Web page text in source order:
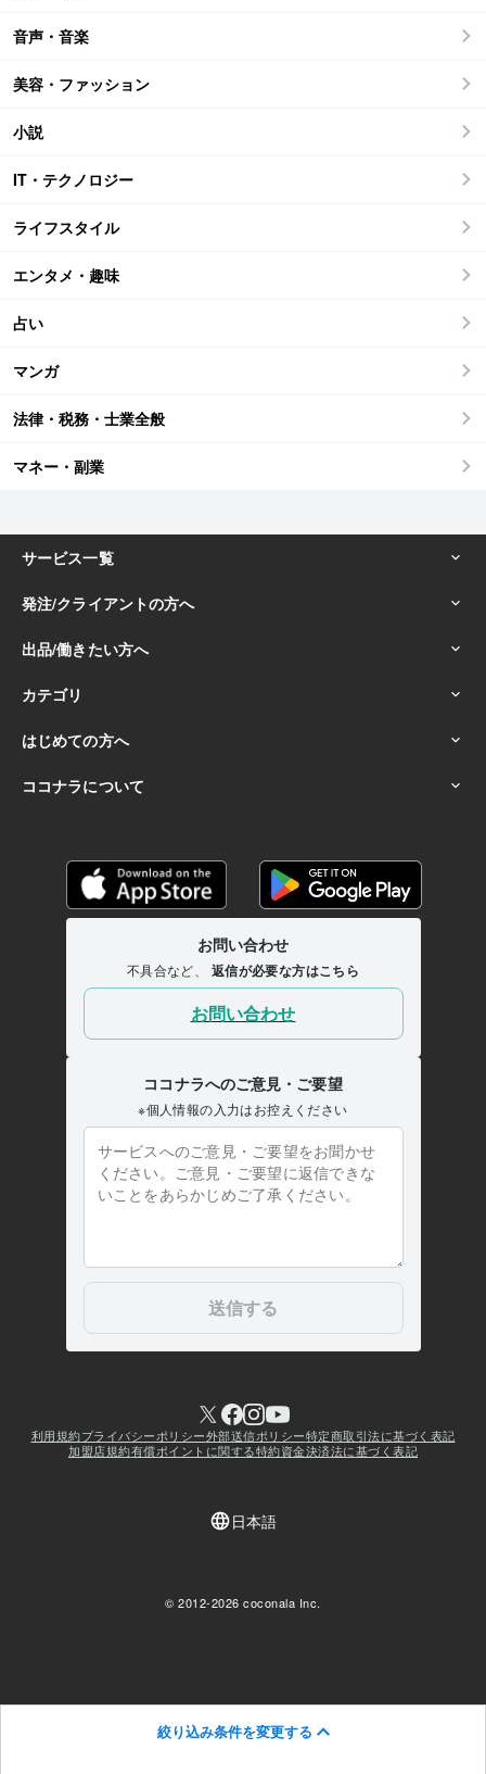
絞り込み条件を変更する
音声・音楽
美容・ファッション
小説
IT・テクノロジー
ライフスタイル
エンタメ・趣味
占い
マンガ
法律・税務・士業全般
マネー・副業